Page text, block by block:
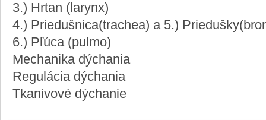
3.) Hrtan (larynx)
4.) Priedušnica(trachea) a 5.)
6.) Pľúca (pulmo)
Mechanika dýchania
Regulácia dýchania
Tkanivové dýchanie